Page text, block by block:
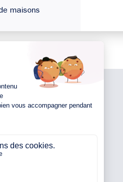
maisons
NOS AGENCES 44
Agence de Nantes